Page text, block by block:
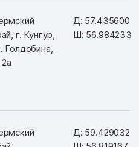
г. Кунгур,
Голдобина,
Д: 57.435600
Ш: 56.984233
Д: 59.429032